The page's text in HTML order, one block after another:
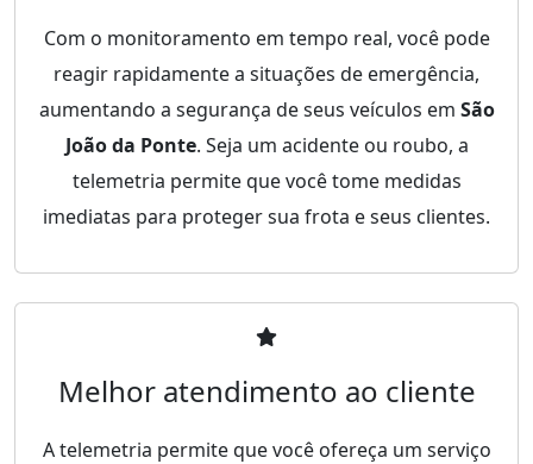
Com o monitoramento em tempo real, você pode
reagir rapidamente a situações de emergência,
aumentando a segurança de seus veículos em São
João da Ponte. Seja um acidente ou roubo, a
telemetria permite que você tome medidas
imediatas para proteger sua frota e seus clientes.
Melhor atendimento ao cliente
A telemetria permite que você ofereça um serviço